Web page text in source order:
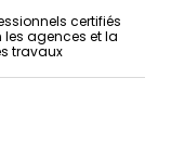
certifiés
les agences et la
travaux